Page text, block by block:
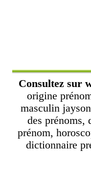
Consultez sur
origine
masculin
des prénoms,
prénom,
dictionnaire